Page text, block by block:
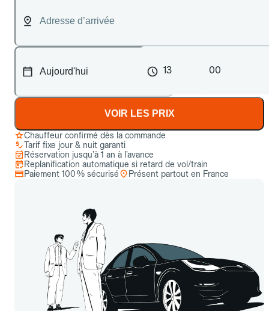
13 00
VOIR LES PRIX
Chauffeur confirmé dès la commande
Tarif fixe jour & nuit garanti
Réservation jusqu’à 1 an à l’avance
Replanification automatique si retard de vol/train
Paiement 100 % sécurisé
Présent partout en France